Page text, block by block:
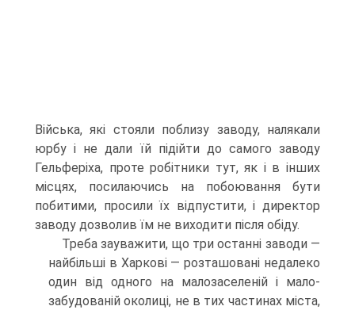
Війська, які стояли поблизу заводу, налякали
юрбу і не дали їй підійти до самого заводу
Гельферіха, проте робітники тут, як і в інших
місцях, посилаючись на побоювання бути
побитими, просили їх відпустити, і директор
заводу дозволив їм не виходити після обіду.
Треба зауважити, що три останні заводи —
найбільші в Харкові — розташовані недалеко
один від одного на малозаселеній і мало-
забудованій околиці, не в тих частинах міста,